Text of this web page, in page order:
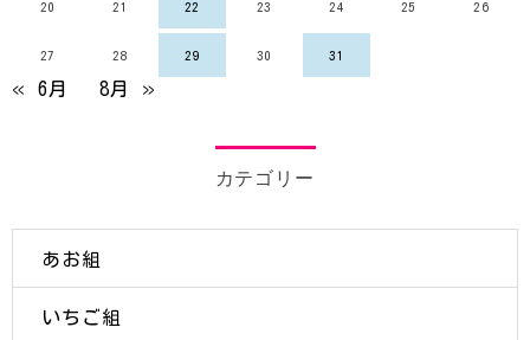
20 21 22 23 24 25 26
27 28 29 30 31
« 6月 8月 »
カテゴリー
あお組
いちご組